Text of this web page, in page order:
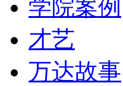
学院案例
才艺
万达故事